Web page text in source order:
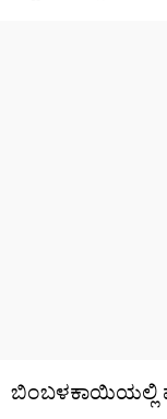
ಬಿಂಬಳಕಾಯಿಯಲ್ಲಿ